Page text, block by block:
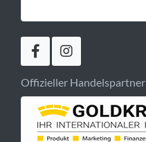
Offizieller Handelspartner